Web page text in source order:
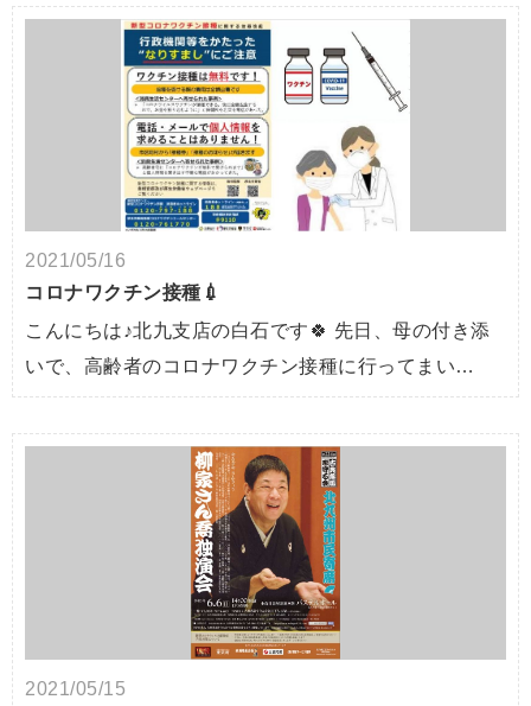
2021/05/16
コロナワクチン接種💉
こんにちは♪北九支店の白石です🍀 先日、母の付き添
いで、高齢者のコロナワクチン接種に行ってまい…
2021/05/15